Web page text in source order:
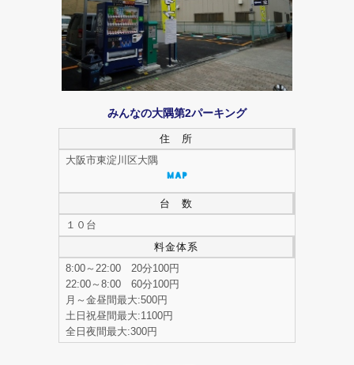
みんなの大隅第2パーキング
住 所
大阪市東淀川区大隅
台 数
１０台
料金体系
8:00～22:00 20分100円
22:00～8:00 60分100円
月～金昼間最大:500円
土日祝昼間最大:1100円
全日夜間最大:300円